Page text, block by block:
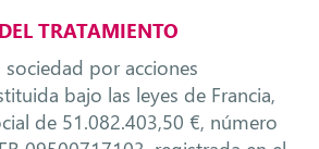
TRATAMIENTO
sociedad por acciones
bajo las leyes de Francia,
de 51.082.403,50 €, número